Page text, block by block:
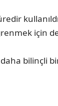
için
bilinçli